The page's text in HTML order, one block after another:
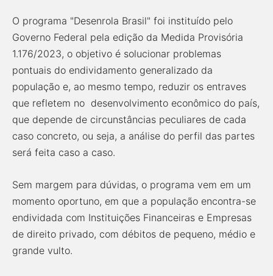
O programa "Desenrola Brasil" foi instituído pelo
Governo Federal pela edição da Medida Provisória
1.176/2023, o objetivo é solucionar problemas
pontuais do endividamento generalizado da
população e, ao mesmo tempo, reduzir os entraves
que refletem no desenvolvimento econômico do país,
que depende de circunstâncias peculiares de cada
caso concreto, ou seja, a análise do perfil das partes
será feita caso a caso.
Sem margem para dúvidas, o programa vem em um
momento oportuno, em que a população encontra-se
endividada com Instituições Financeiras e Empresas
de direito privado, com débitos de pequeno, médio e
grande vulto.